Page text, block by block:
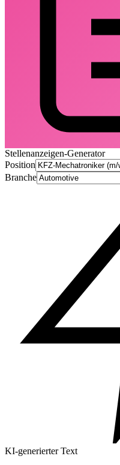
Stellenanzeigen-Generator
Position
Branche
KI-generierter Text